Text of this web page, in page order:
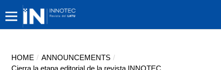
HOME / ANNOUNCEMENTS /
Cierra la etapa editorial de la revista INNOTEC